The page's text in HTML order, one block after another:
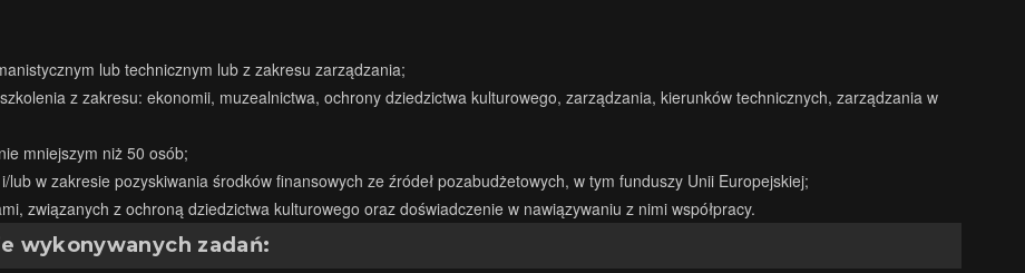
lub technicznym lub z zakresu zarządzania;
z zakresu: ekonomii, muzealnictwa, ochrony dziedzictwa kulturowego, zarządzania, kierunków technicznych, zarządzania w
mniejszym niż 50 osób;
w zakresie pozyskiwania środków finansowych ze źródeł pozabudżetowych, w tym funduszy Unii Europejskiej;
związanych z ochroną dziedzictwa kulturowego oraz doświadczenie w nawiązywaniu z nimi współpracy.
wykonywanych zadań: